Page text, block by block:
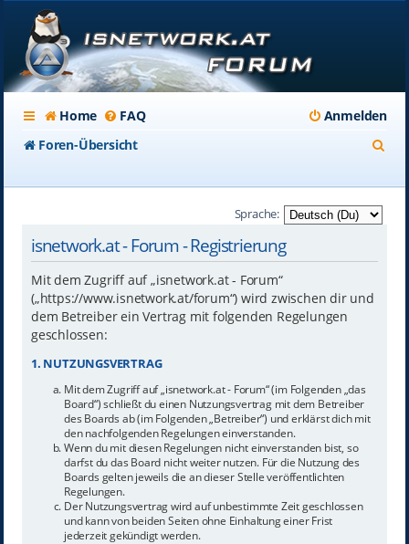
Home FAQ
Anmelden
Foren-Übersicht
Sprache:
isnetwork.at - Forum - Registrierung
Mit dem Zugriff auf „isnetwork.at - Forum“
(„https://www.isnetwork.at/forum“) wird zwischen dir und
dem Betreiber ein Vertrag mit folgenden Regelungen
geschlossen:
1. NUTZUNGSVERTRAG
Mit dem Zugriff auf „isnetwork.at - Forum“ (im Folgenden „das
Board“) schließt du einen Nutzungsvertrag mit dem Betreiber
des Boards ab (im Folgenden „Betreiber“) und erklärst dich mit
den nachfolgenden Regelungen einverstanden.
Wenn du mit diesen Regelungen nicht einverstanden bist, so
darfst du das Board nicht weiter nutzen. Für die Nutzung des
Boards gelten jeweils die an dieser Stelle veröffentlichten
Regelungen.
Der Nutzungsvertrag wird auf unbestimmte Zeit geschlossen
und kann von beiden Seiten ohne Einhaltung einer Frist
jederzeit gekündigt werden.